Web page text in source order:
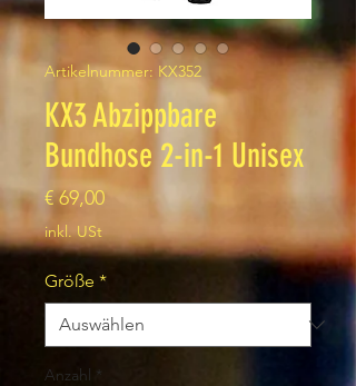
Artikelnummer: KX352
KX3 Abzippbare
Bundhose 2-in-1 Unisex
€ 69,00Preis
inkl. USt
Größe *
Anzahl *